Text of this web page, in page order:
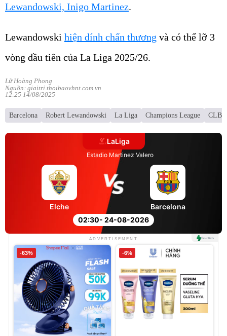
Lewandowski, Inigo Martinez.
Lewandowski hiện dính chấn thương và có thể lỡ 3
vòng đầu tiên của La Liga 2025/26.
Lữ Hoàng Phong
Nguồn: giaitri.thoibaovhnt.com.vn
12:25 14/08/2025
Barcelona Robert Lewandowski La Liga Champions League CLB
LaLiga
Estadio Martinez Valero
02:30- 24-08-2026
Elche Barcelona
ADVERTISEMENT
-63% -6%